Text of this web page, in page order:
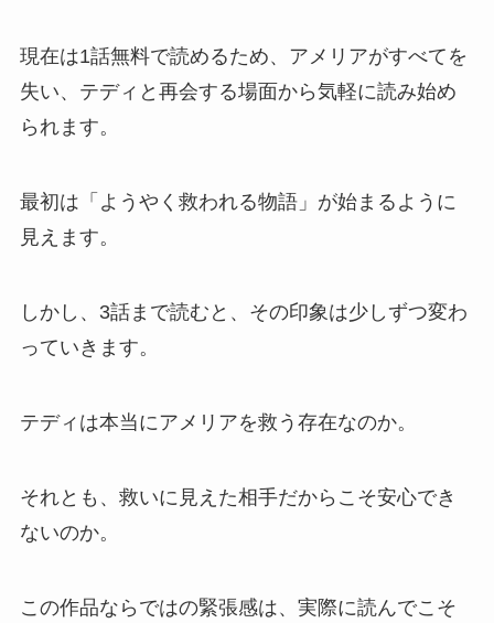
現在は1話無料で読めるため、アメリアがすべてを
失い、テディと再会する場面から気軽に読み始め
られます。
最初は「ようやく救われる物語」が始まるように
見えます。
しかし、3話まで読むと、その印象は少しずつ変わ
っていきます。
テディは本当にアメリアを救う存在なのか。
それとも、救いに見えた相手だからこそ安心でき
ないのか。
この作品ならではの緊張感は、実際に読んでこそ